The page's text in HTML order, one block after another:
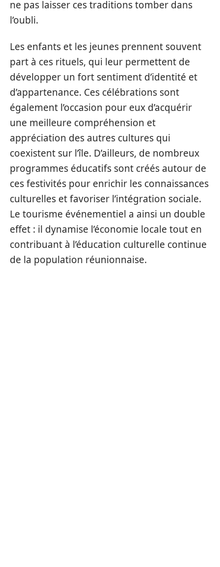
ne pas laisser ces traditions tomber dans
l’oubli.
Les enfants et les jeunes prennent souvent
part à ces rituels, qui leur permettent de
développer un fort sentiment d’identité et
d’appartenance. Ces célébrations sont
également l’occasion pour eux d’acquérir
une meilleure compréhension et
appréciation des autres cultures qui
coexistent sur l’île. D’ailleurs, de nombreux
programmes éducatifs sont créés autour de
ces festivités pour enrichir les connaissances
culturelles et favoriser l’intégration sociale.
Le tourisme événementiel a ainsi un double
effet : il dynamise l’économie locale tout en
contribuant à l’éducation culturelle continue
de la population réunionnaise.